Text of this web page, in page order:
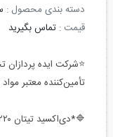
دسته بندی محصول :
قیمت : تماس بگیرید
⭐️شرکت ایده پردازان
تأمین‌کننده معتبر
🔷*دی‌اکسید تیتان R-۲۲۲۰*🔷